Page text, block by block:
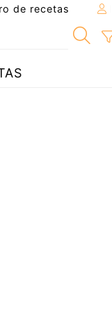
de recetas
amigo
autor
la foto